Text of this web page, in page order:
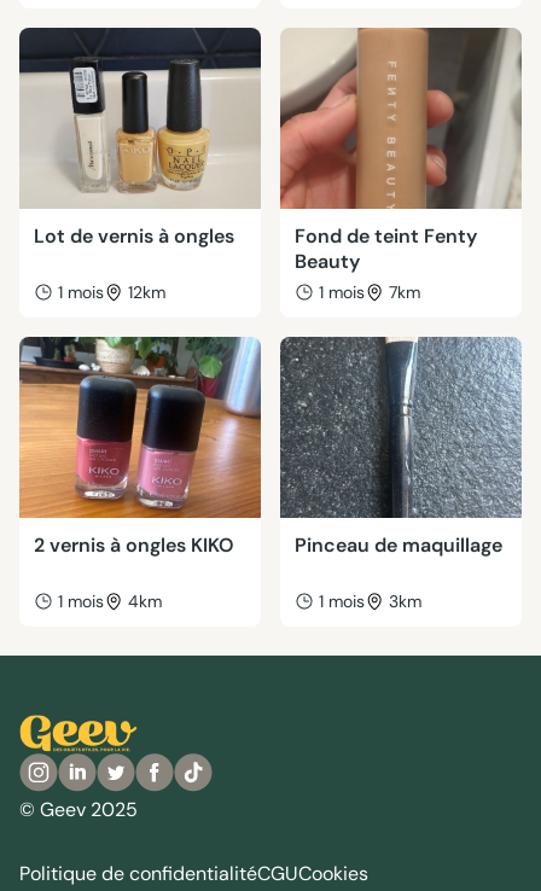
Lot de vernis à ongles
1 mois 12km
Fond de teint Fenty
Beauty
1 mois 7km
2 vernis à ongles KIKO
1 mois 4km
Pinceau de maquillage
1 mois 3km
© Geev 2025
Politique de confidentialitéCGUCookies